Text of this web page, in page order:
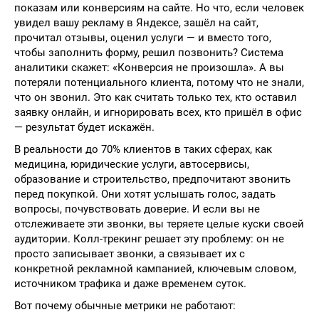
показам или конверсиям на сайте. Но что, если человек
увидел вашу рекламу в Яндексе, зашёл на сайт,
прочитал отзывы, оценил услуги — и вместо того,
чтобы заполнить форму, решил позвонить? Система
аналитики скажет: «Конверсия не произошла». А вы
потеряли потенциального клиента, потому что не знали,
что он звонил. Это как считать только тех, кто оставил
заявку онлайн, и игнорировать всех, кто пришёл в офис
— результат будет искажён.
В реальности до 70% клиентов в таких сферах, как
медицина, юридические услуги, автосервисы,
образование и строительство, предпочитают звонить
перед покупкой. Они хотят услышать голос, задать
вопросы, почувствовать доверие. И если вы не
отслеживаете эти звонки, вы теряете целые куски своей
аудитории. Колл-трекинг решает эту проблему: он не
просто записывает звонки, а связывает их с
конкретной рекламной кампанией, ключевым словом,
источником трафика и даже временем суток.
Вот почему обычные метрики не работают: